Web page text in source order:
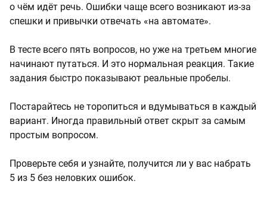
о чём идёт речь. Ошибки чаще всего возникают из-за
спешки и привычки отвечать «на автомате».
В тесте всего пять вопросов, но уже на третьем многие
начинают путаться. И это нормальная реакция. Такие
задания быстро показывают реальные пробелы.
Постарайтесь не торопиться и вдумываться в каждый
вариант. Иногда правильный ответ скрыт за самым
простым вопросом.
Проверьте себя и узнайте, получится ли у вас набрать
5 из 5 без неловких ошибок.